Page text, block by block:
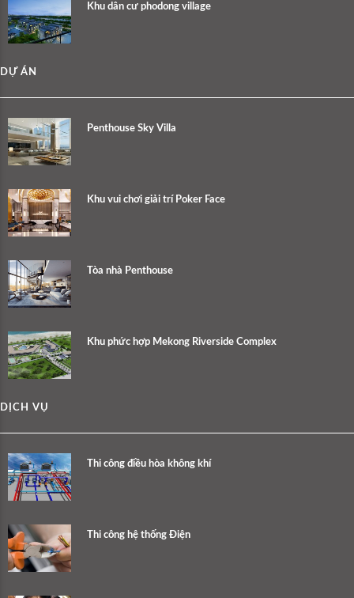
Khu dân cư phodong village
DỰ ÁN
Penthouse Sky Villa
Khu vui chơi giải trí Poker Face
Tòa nhà Penthouse
Khu phức hợp Mekong Riverside Complex
DỊCH VỤ
Thi công điều hòa không khí
Thi công hệ thống Điện